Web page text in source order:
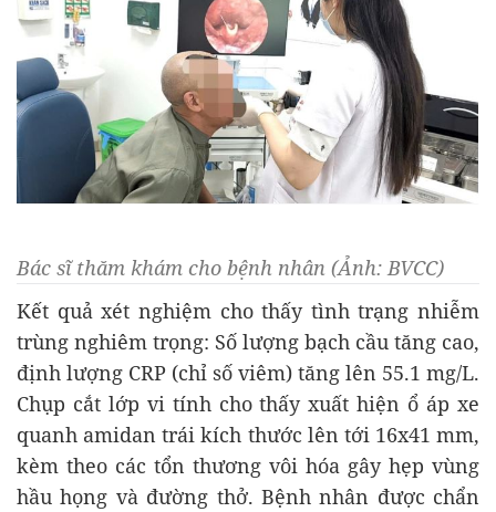
Bác sĩ thăm khám cho bệnh nhân (Ảnh: BVCC)
Kết quả xét nghiệm cho thấy tình trạng nhiễm
trùng nghiêm trọng: Số lượng bạch cầu tăng cao,
định lượng CRP (chỉ số viêm) tăng lên 55.1 mg/L.
Chụp cắt lớp vi tính cho thấy xuất hiện ổ áp xe
quanh amidan trái kích thước lên tới 16x41 mm,
kèm theo các tổn thương vôi hóa gây hẹp vùng
hầu họng và đường thở. Bệnh nhân được chẩn